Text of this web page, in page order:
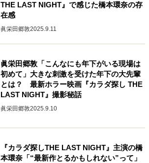
THE LAST NIGHT』で感じた橋本環奈の存
在感
眞栄田郷敦2025.9.11
眞栄田郷敦「こんなにも年下がいる現場は
初めて」大きな刺激を受けた年下の大先輩
とは？ 最新ホラー映画『カラダ探し THE
LAST NIGHT』撮影秘話
眞栄田郷敦2025.9.10
『カラダ探しTHE LAST NIGHT』主演の橋
本環奈「“最新作とるかもしれない”って」